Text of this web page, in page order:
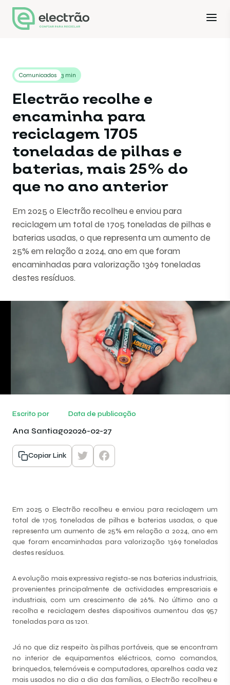
Comunicados 3 min
Electrão recolhe e
encaminha para
reciclagem 1705
toneladas de pilhas e
baterias, mais 25% do
que no ano anterior
Em 2025 o Electrão recolheu e enviou para
reciclagem um total de 1705 toneladas de pilhas e
baterias usadas, o que representa um aumento de
25% em relação a 2024, ano em que foram
encaminhadas para valorização 1369 toneladas
destes resíduos.
Escrito por
Ana Santiago
Data de publicação
2026-02-27
Copiar Link
Em 2025 o Electrão recolheu e enviou para reciclagem um
total de 1705 toneladas de pilhas e baterias usadas, o que
representa um aumento de 25% em relação a 2024, ano em
que foram encaminhadas para valorização 1369 toneladas
destes resíduos.
A evolução mais expressiva regista-se nas baterias industriais,
provenientes principalmente de actividades empresariais e
industriais, com um crescimento de 26%. No último ano a
recolha e reciclagem destes dispositivos aumentou das 957
toneladas para as 1201.
Já no que diz respeito às pilhas portáveis, que se encontram
no interior de equipamentos eléctricos, como comandos,
brinquedos, telemóveis e computadores, aparelhos cada vez
mais usados no dia a dia das famílias, o Electrão recolheu e